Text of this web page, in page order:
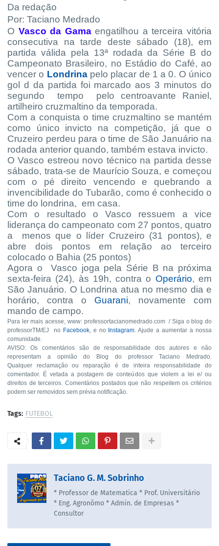
Da redação
Por: Taciano Medrado
O Vasco da Gamaengatilhou a terceira vitória
consecutiva na tarde deste sábado (18), em
partida válida pela 13ª rodada da Série B do
Campeonato Brasileiro, no Estádio do Café, ao
vencer o Londrinapelo placar de 1 a 0. O único
gol d da partida foi marcado aos 3 minutos do
segundo tempo pelo centroavante Raniel,
artilheiro cruzmaltino da temporada.
Com a conquista o time cruzmaltino se mantém
como único invicto na competição, já que o
Cruzeiro perdeu para o time de São Januário na
rodada anterior quando, também estava invicto.
O Vasco estreou novo técnico na partida desse
sábado, trata-se de Maurício Souza, e começou
com o pé direito vencendo e quebrando a
invencibilidade do Tubarão, como é conhecido o
time do londrina, em casa.
Com o resultado o Vasco ressuem a vice
liderança do campeonato com 27 pontos, quatro
a
menos que o líder Cruzeiro (31 pontos), e
abre dois pontos em relação ao terceiro
colocado o Bahia (25 pontos)
Agora o
Vasco joga pela Série B na próxima
sexta-feira (24), às 19h, contra o Operário, em
São Januário. O Londrina atua no mesmo dia e
horário, contra o Guarani, novamente com
mando de campo.
Para ler mais acesse, www: professortacianomedrado.com / Siga o blog do
professorTM/EJ no Facebook, e no Instagram. Ajude a aumentar a nossa
comunidade.
AVISO: Os comentários são de responsabilidade dos autores e não
representam a opinião do Blog do professor Taciano Medrado.
Qualquer reclamação ou reparação é de inteira responsabilidade do
comentador. É vetada a postagem de conteúdos que violem a lei e/ ou
direitos de terceiros. Comentários postados que não respeitem os critérios
podem ser removidos sem prévia notificação.
Tags: FUTEBOL
Taciano G. M. Sobrinho
* Professor de Matematica * Prof. Universitário
* Eng. Agronômo * Admin. de Empresas *
Consultor